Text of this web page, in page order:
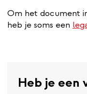
Om het document
heb je soms een
Heb je een